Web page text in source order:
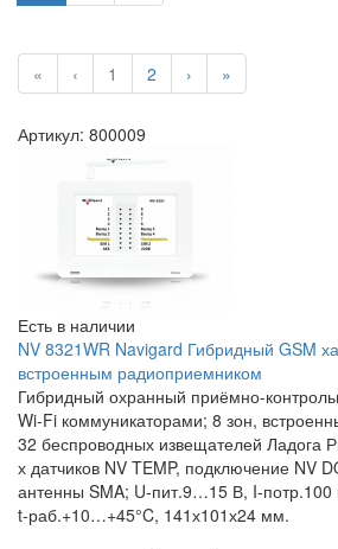
« ‹ 1 2 › »
Артикул: 800009
Есть в наличии
NV 8321WR Navigard Гибридный GSM
встроенным радиоприемником
Гибридный охранный приёмно-
Wi-Fi коммуникаторами; 8 зон,
32 беспроводных извещателей Ладога
х датчиков NV TEMP, подключение NV
антенны SMA; U-пит.9…15 В, I-
t-раб.+10…+45°C, 141х101х24 мм.